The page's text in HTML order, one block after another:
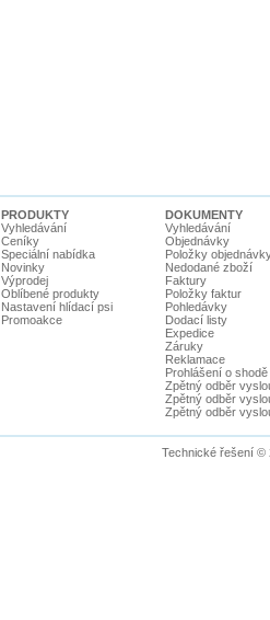
PRODUKTY
Vyhledávání
Ceníky
Speciální nabídka
Novinky
Výprodej
Oblíbené produkty
Nastavení hlídací psi
Promoakce
DOKUMENTY
Vyhledávání
Objednávky
Položky
Nedodané zboží
Faktury
Položky faktur
Pohledávky
Dodací listy
Expedice
Záruky
Reklamace
Prohlášení o shodě
Zpětný odběr
Zpětný odběr
Zpětný odběr
Technické řešení ©